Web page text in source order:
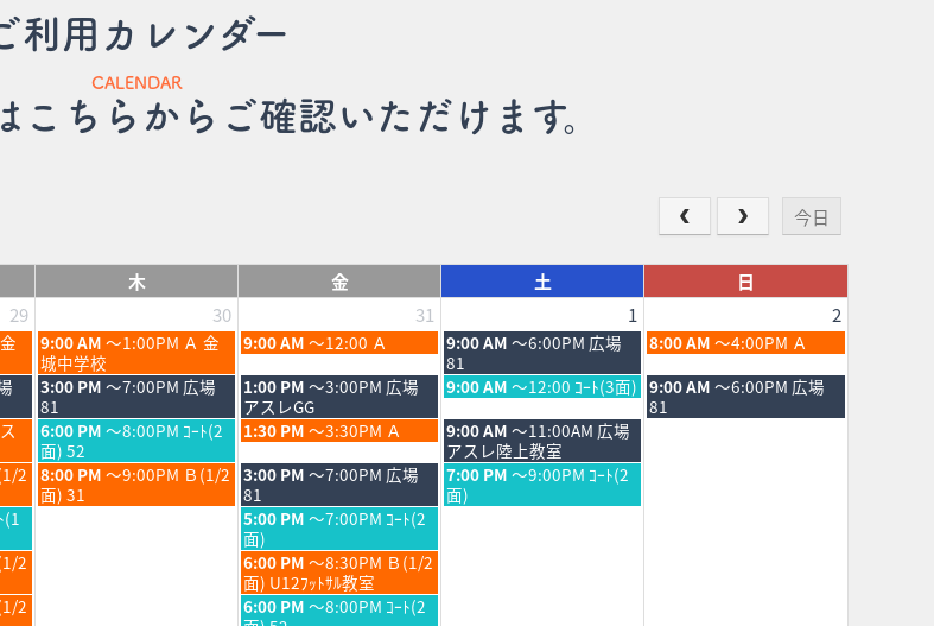
利用カレンダー
CALENDAR
ちらからご確認いただけます。
今日
木 金 土
日
29 30 31 1 2
木
曜
日,
7
月
30th
2026
9:00 AM ～1:00PM Ａ 金
城中学校
金
曜
日,
7
月
31st
2026
9:00 AM ～12:00 Ａ
土
曜
日,
8
月
1st
2026
9:00 AM ～6:00PM 広場
81
日
曜
日,
8
月
8:00 AM ～4:00PM Ａ
木
曜
日,
7
月
30th
2026
3:00 PM ～7:00PM 広場
81
金
曜
日,
7
月
31st
2026
1:00 PM ～3:00PM 広場
アスレGG
土
曜
日,
8
月
1st
2026
9:00 AM ～12:00 ｺｰﾄ(3面) 日
曜
日,
9:00 AM ～6:00PM 広場
81
木
曜
日,
7
月
6:00 PM ～8:00PM ｺｰﾄ(2
面) 52
金
曜
日,
7
月
31st
2026
1:30 PM ～3:30PM Ａ
土
曜
日,
8
月
9:00 AM ～11:00AM 広場
アスレ陸上教室
2 木
曜
日,
8:00 PM ～9:00PM Ｂ(1/2
面) 31
金
曜
日,
7
月
31st
2026
3:00 PM ～7:00PM 広場
81
土
曜
日,
7:00 PM ～9:00PM ｺｰﾄ(2
面)
(1
金
曜
日,
7
月
31st
5:00 PM ～7:00PM ｺｰﾄ(2
面)
2
金
曜
日,
6:00 PM ～8:30PM Ｂ(1/2
面) U12ﾌｯﾄｻﾙ教室
2
金
6:00 PM ～8:00PM ｺｰﾄ(2